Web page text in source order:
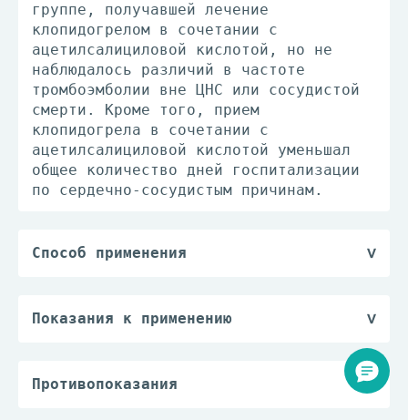
группе, получавшей лечение
клопидогрелом в сочетании с
ацетилсалициловой кислотой, но не
наблюдалось различий в частоте
тромбоэмболии вне ЦНС или сосудистой
смерти. Кроме того, прием
клопидогрела в сочетании с
ацетилсалициловой кислотой уменьшал
общее количество дней госпитализации
по сердечно-сосудистым причинам.
Способ применения
Для профилактики ишемических
диагностированного заболевания
Показания к применению
пациентов с острым коронарным
Противопоказания